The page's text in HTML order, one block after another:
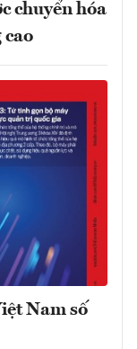
chuyển hóa
cao
Nam số